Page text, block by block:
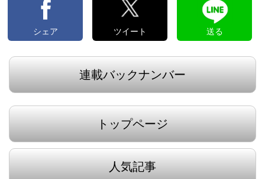
シェア ツイート 送る
連載バックナンバー
トップページ
人気記事